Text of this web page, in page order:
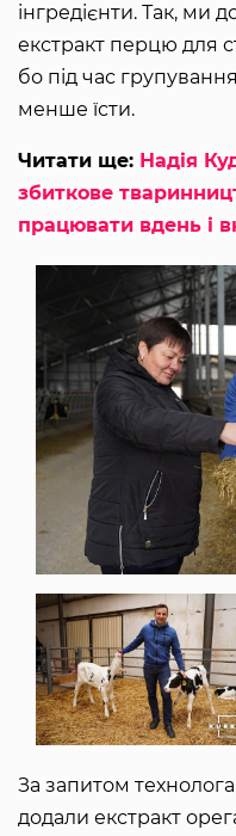
інгредієнти. Так, ми
екстракт перцю для
бо під час
менше їсти.
Читати ще: Надія
збиткове
працювати вдень і
За запитом
додали екстракт